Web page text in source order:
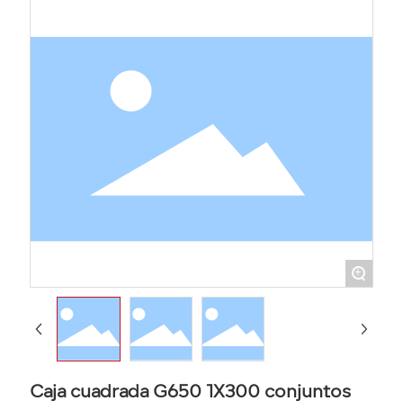
+
Caja cuadrada G650 1X300 conjuntos